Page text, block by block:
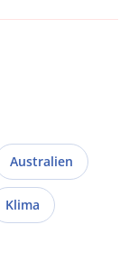
Australien
Klima